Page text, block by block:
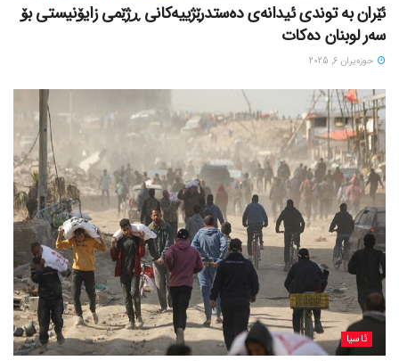
ئێران بە توندی ئیدانەی دەستدرێژییەکانی ڕژێمی زایۆنیستی بۆ
سەر لوبنان دەکات
حوزه‌یران 6, 2025
ئاسیا